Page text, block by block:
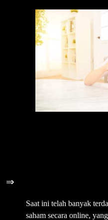
⇒
Saat ini telah banyak
saham secara online,